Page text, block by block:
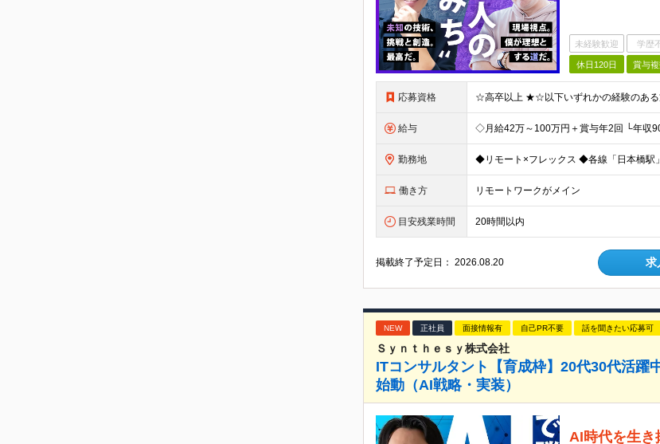
未経験歓迎 学歴
休日120日 賞与複
応募資格
給与
勤務地
働き方 リモートワークがメイン
目安残業時間 20時間以内
掲載終了予定日：2026.08.20 求
NEW 正社員 面接情報有 自己PR不要 話を聞きたい応募可
Ｓｙｎｔｈｅｓｙ株式会社
ITコンサルタント【育成枠】20代30代活躍
始動（AI戦略・実装）
AI時代を生き